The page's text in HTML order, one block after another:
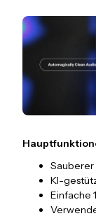
Sauberer
KI-
Einfache